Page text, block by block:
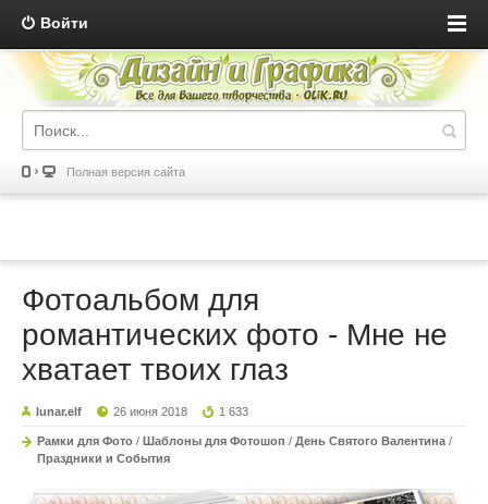
Войти
Полная версия сайта
Фотоальбом для
романтических фото - Мне не
хватает твоих глаз
lunar.elf 26 июня 2018 1 633
Рамки для Фото / Шаблоны для Фотошоп / День Святого Валентина /
Праздники и События